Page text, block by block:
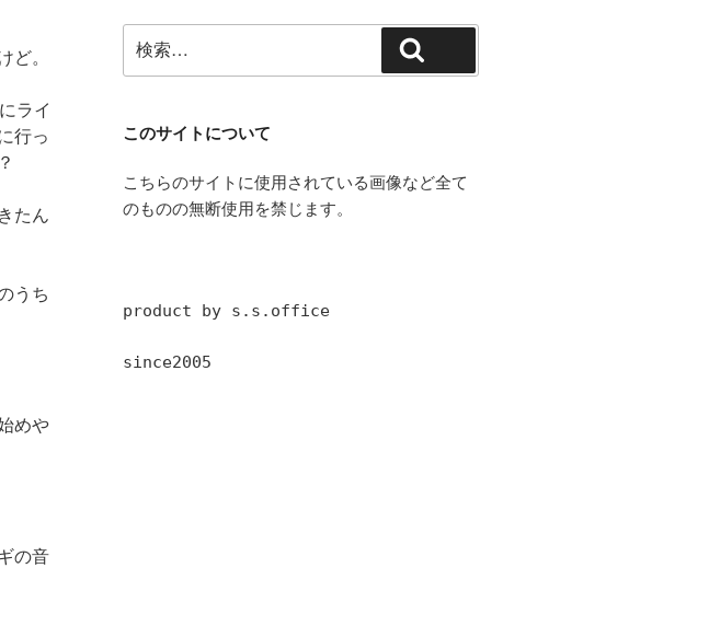
ど。
ライ
行っ
たん
うち
めや
の音
索:
このサイトについて
こちらのサイトに使用されている画像など全て
のものの無断使用を禁じます。
product by s.s.office
since2005